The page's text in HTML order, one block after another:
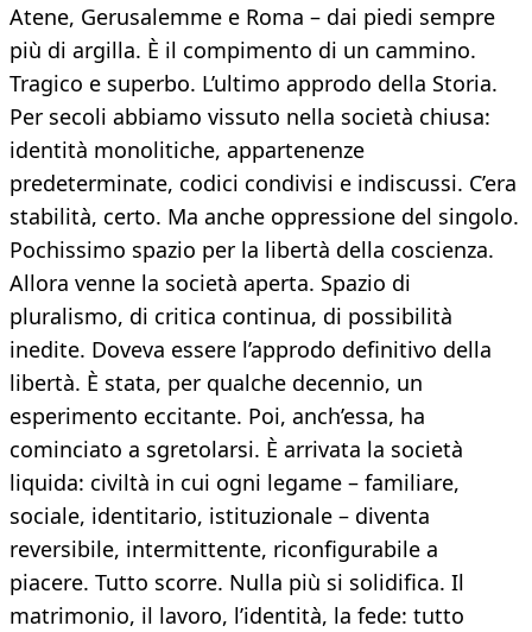
Atene, Gerusalemme e Roma – dai piedi sempre
più di argilla. È il compimento di un cammino.
Tragico e superbo. L’ultimo approdo della Storia.
Per secoli abbiamo vissuto nella società chiusa:
identità monolitiche, appartenenze
predeterminate, codici condivisi e indiscussi. C’era
stabilità, certo. Ma anche oppressione del singolo.
Pochissimo spazio per la libertà della coscienza.
Allora venne la società aperta. Spazio di
pluralismo, di critica continua, di possibilità
inedite. Doveva essere l’approdo definitivo della
libertà. È stata, per qualche decennio, un
esperimento eccitante. Poi, anch’essa, ha
cominciato a sgretolarsi. È arrivata la società
liquida: civiltà in cui ogni legame – familiare,
sociale, identitario, istituzionale – diventa
reversibile, intermittente, riconfigurabile a
piacere. Tutto scorre. Nulla più si solidifica. Il
matrimonio, il lavoro, l’identità, la fede: tutto